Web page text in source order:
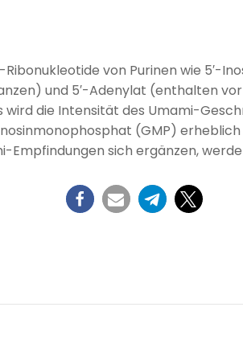
von Purinen wie 5′-
und 5′-Adenylat (enthalten
die Intensität des Umami-
(GMP)
Empfindungen sich ergänzen,